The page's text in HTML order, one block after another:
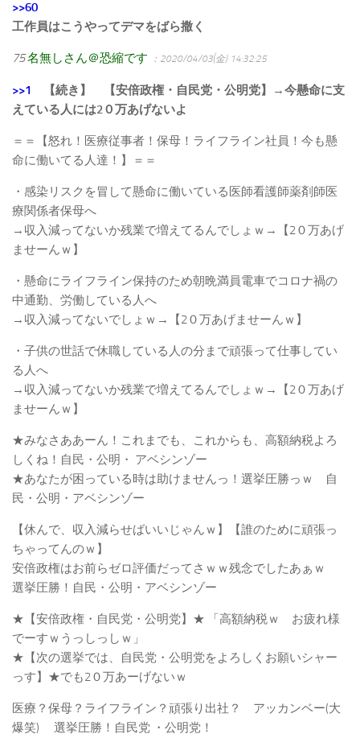
>>60
工作員はこうやってデマをばら撒く
75名無しさん＠恐縮です ：2020/04/03(金) 14:32:25
>>1
【続き】 【安倍政権・自民党・公明党】→今懸命に支
えている人には2０万あげないよ
＝＝【怒れ！医療従事者！保母！ライフライン社員！今も懸
命に働いてる人達！】＝＝
・感染リスクを冒して懸命に働いている医師看護師薬剤師医
療関係者保母へ
→収入減ってないか残業で増えてるんでしょｗ→【2０万あげ
ませーんｗ】
・懸命にライフライン保持のため朝晩満員電車でコロナ禍の
中通勤、労働している人へ
→収入減ってないでしょｗ→【2０万あげませーんｗ】
・子供の世話で休職している人の分まで頑張って仕事してい
る人へ
→収入減ってないか残業で増えてるんでしょｗ→【2０万あげ
ませーんｗ】
★みなさああーん！これまでも、これからも、高額納税よろ
しくね！自民・公明・ アベシンゾー
★あなたが困っている時は助けませんっ！選挙圧勝っｗ 自
民・公明・アベシンゾー
【休んで、収入減らせばいいじゃんｗ】【誰のために頑張っ
ちゃってんのｗ】
安倍政権はお前らゼロ評価だってさｗｗ残念でしたあぁｗ
選挙圧勝！自民・公明・アベシンゾー
★【安倍政権・自民党・公明党】★ 「高額納税ｗ お疲れ様
でーすｗうっしっしｗ」
★【次の選挙では、自民党・公明党をよろしくお願いシャー
っす】★でも2０万あーげないｗ
医療？保母？ライフライン？頑張り出社？ アッカンベー(大
爆笑) 選挙圧勝！自民党 ・公明党！